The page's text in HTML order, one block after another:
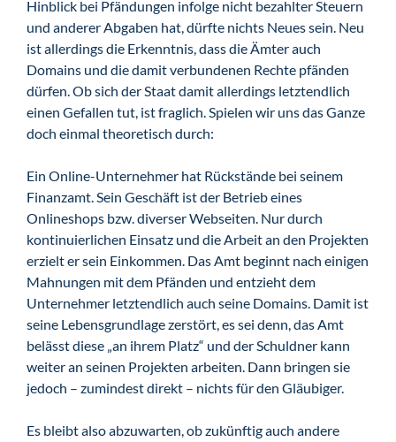
Hinblick bei Pfändungen infolge nicht bezahlter Steuern
und anderer Abgaben hat, dürfte nichts Neues sein. Neu
ist allerdings die Erkenntnis, dass die Ämter auch
Domains und die damit verbundenen Rechte pfänden
dürfen. Ob sich der Staat damit allerdings letztendlich
einen Gefallen tut, ist fraglich. Spielen wir uns das Ganze
doch einmal theoretisch durch:
Ein Online-Unternehmer hat Rückstände bei seinem
Finanzamt. Sein Geschäft ist der Betrieb eines
Onlineshops bzw. diverser Webseiten. Nur durch
kontinuierlichen Einsatz und die Arbeit an den Projekten
erzielt er sein Einkommen. Das Amt beginnt nach einigen
Mahnungen mit dem Pfänden und entzieht dem
Unternehmer letztendlich auch seine Domains. Damit ist
seine Lebensgrundlage zerstört, es sei denn, das Amt
belässt diese „an ihrem Platz“ und der Schuldner kann
weiter an seinen Projekten arbeiten. Dann bringen sie
jedoch – zumindest direkt – nichts für den Gläubiger.
Es bleibt also abzuwarten, ob zukünftig auch andere